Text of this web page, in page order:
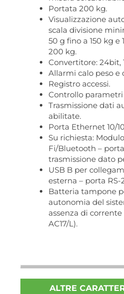
Portata 200 kg.
Visualizzazione
scala divisione
50 g fino a 150 kg e
200 kg.
Convertitore: 24bit,
Allarmi calo peso e
Registro accessi.
Controllo
Trasmissione dati
abilitate.
Porta Ethernet 10/
Su richiesta:
Fi/Bluetooth –
trasmissione dato
USB B per
esterna – porta RS-
Batteria tampone
autonomia del
assenza di
AC17/L).
ALTRE